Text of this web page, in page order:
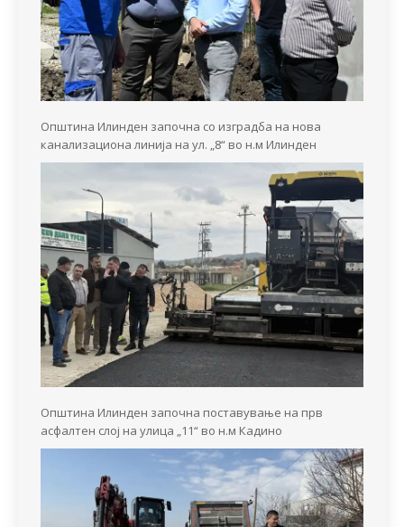
Општина Илинден започна со изградба на нова
канализациона линија на ул. „8“ во н.м Илинден
Општина Илинден започна поставување на прв
асфалтен слој на улица „11“ во н.м Кадино